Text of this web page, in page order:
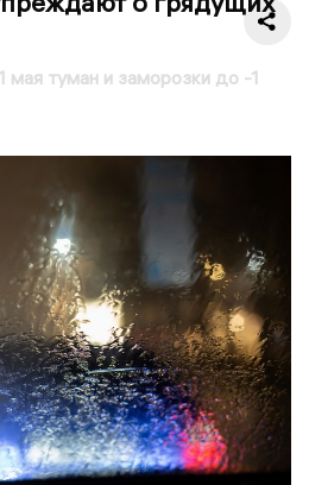
туман и заморозки до -1